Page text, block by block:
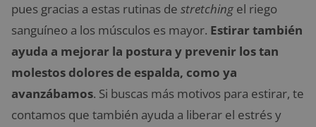
pues gracias a estas rutinas de stretching el riego
sanguíneo a los músculos es mayor. Estirar también
ayuda a mejorar la postura y prevenir los tan
molestos dolores de espalda, como ya
avanzábamos. Si buscas más motivos para estirar, te
contamos que también ayuda a liberar el estrés y